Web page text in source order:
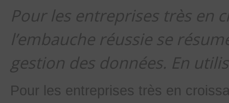
Pour les entreprises très en
l’embauche réussie se
gestion des données. En
Pour les entreprises très en